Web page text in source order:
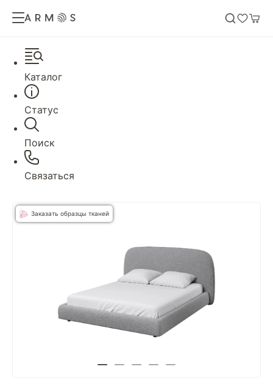
Каталог
Статус
Поиск
Связаться
Заказать образцы тканей